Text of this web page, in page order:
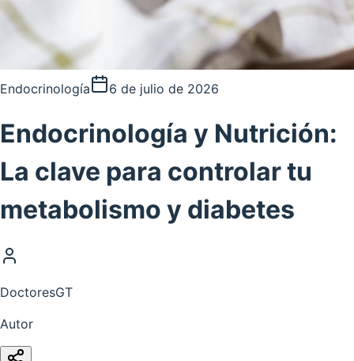
Endocrinología 6 de julio de 2026
Endocrinología y Nutrición:
La clave para controlar tu
metabolismo y diabetes
DoctoresGT
Autor